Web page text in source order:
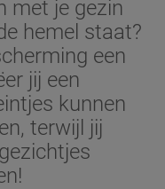
met je gezin
hemel staat?
een
jij een
kunnen
terwijl jij